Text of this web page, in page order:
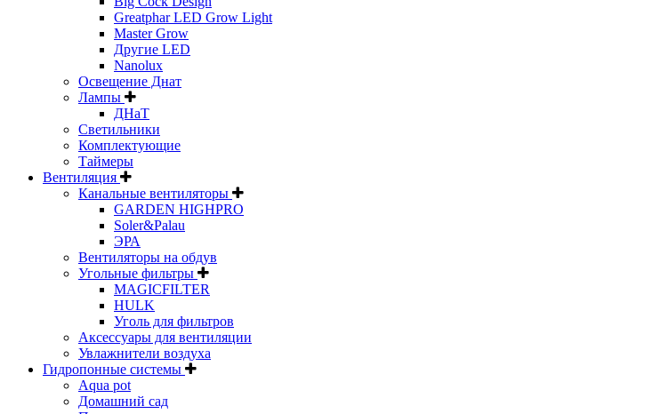
Greatphar LED Grow Light
Master Grow
Другие LED
Nanolux
Освещение Днат
Лампы
ДНаТ
Светильники
Комплектующие
Таймеры
Вентиляция
Канальные вентиляторы
GARDEN HIGHPRO
Soler&Palau
ЭРА
Вентиляторы на обдув
Угольные фильтры
MAGICFILTER
HULK
Уголь для фильтров
Аксессуары для вентиляции
Увлажнители воздуха
Гидропонные системы
Aqua pot
Домашний сад